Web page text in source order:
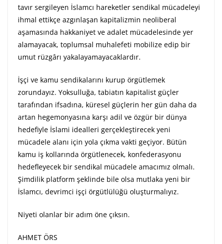
tavır sergileyen İslamcı hareketler sendikal mücadeleyi
ihmal ettikçe azgınlaşan kapitalizmin neoliberal
aşamasında hakkaniyet ve adalet mücadelesinde yer
alamayacak, toplumsal muhalefeti mobilize edip bir
umut rüzgârı yakalayamayacaklardır.
İşçi ve kamu sendikalarını kurup örgütlemek
zorundayız. Yoksulluğa, tabiatın kapitalist güçler
tarafından ifsadına, küresel güçlerin her gün daha da
artan hegemonyasına karşı adil ve özgür bir dünya
hedefiyle İslami idealleri gerçekleştirecek yeni
mücadele alanı için yola çıkma vakti geçiyor. Bütün
kamu iş kollarında örgütlenecek, konfederasyonu
hedefleyecek bir sendikal mücadele amacımız olmalı.
Şimdilik platform şeklinde bile olsa mutlaka yeni bir
İslamcı, devrimci işçi örgütlülüğü oluşturmalıyız.
Niyeti olanlar bir adım öne çıksın.
AHMET ÖRS